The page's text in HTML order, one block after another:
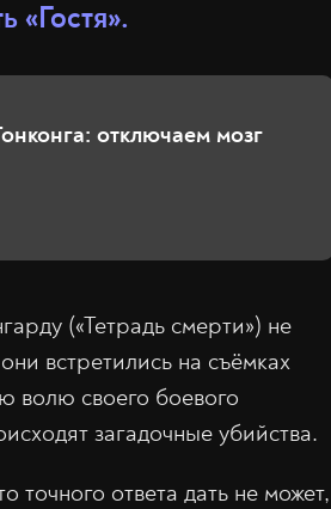
«Гостя».
отключаем мозг
(«Тетрадь смерти») не
встретились на съёмках
волю своего боевого
загадочные убийства.
точного ответа дать не может,